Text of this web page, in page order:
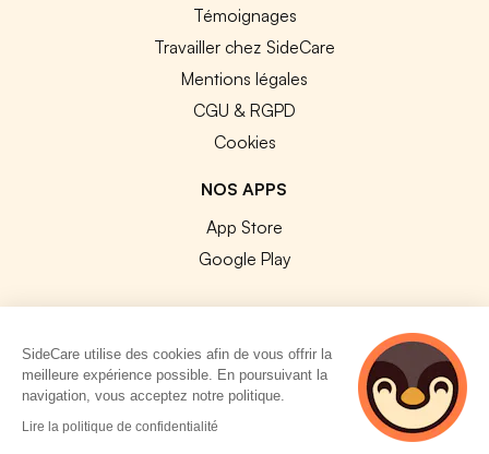
Témoignages
Travailler chez SideCare
Mentions légales
CGU & RGPD
Cookies
NOS APPS
App Store
Google Play
© 2026 SideCare. Tous droits réservés.
SideCare utilise des cookies afin de vous offrir la
meilleure expérience possible. En poursuivant la
navigation, vous acceptez notre politique.
Lire la politique de confidentialité